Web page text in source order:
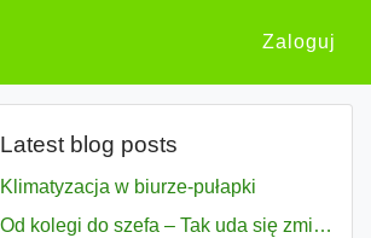
Zaloguj
Latest blog posts
Klimatyzacja w biurze-pułapki
Od kolegi do szefa – Tak uda się zmiana bezproblemowo